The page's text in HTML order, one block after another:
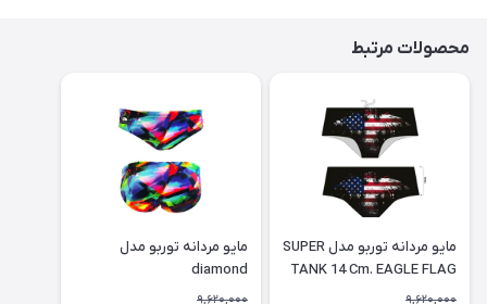
محصولات مرتبط
مايو مردانه توربو مدل SUPER
TANK 14 Cm. EAGLE FLAG
9,620,000
مايو مردانه توربو مدل
diamond
9,620,000